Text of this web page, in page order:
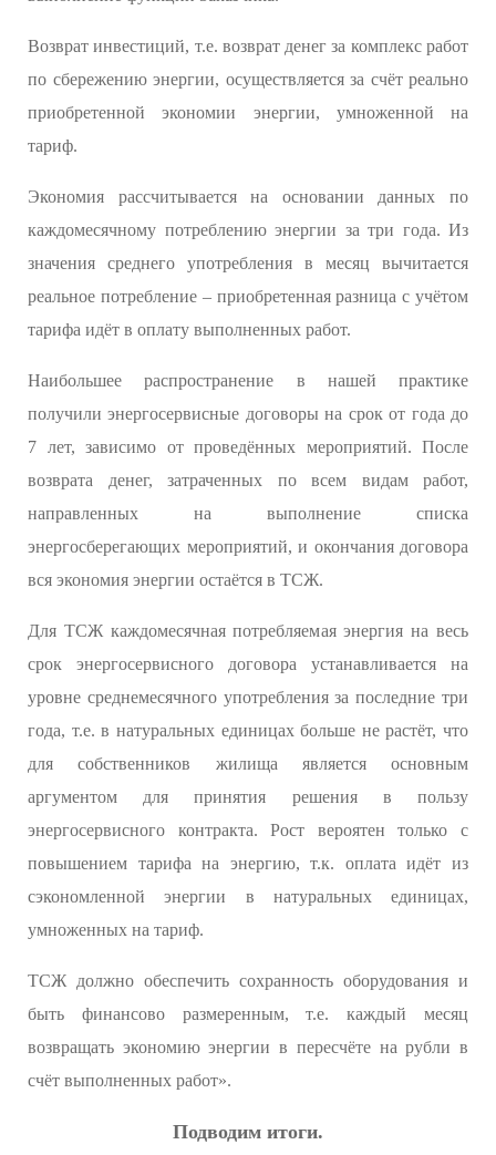
Возврат инвестиций, т.е. возврат денег за комплекс работ
по сбережению энергии, осуществляется за счёт реально
приобретенной экономии энергии, умноженной на
тариф.
Экономия рассчитывается на основании данных по
каждомесячному потреблению энергии за три года. Из
значения среднего употребления в месяц вычитается
реальное потребление – приобретенная разница с учётом
тарифа идёт в оплату выполненных работ.
Наибольшее распространение в нашей практике
получили энергосервисные договоры на срок от года до
7 лет, зависимо от проведённых мероприятий. После
возврата денег, затраченных по всем видам работ,
направленных на выполнение списка
энергосберегающих мероприятий, и окончания договора
вся экономия энергии остаётся в ТСЖ.
Для ТСЖ каждомесячная потребляемая энергия на весь
срок энергосервисного договора устанавливается на
уровне среднемесячного употребления за последние три
года, т.е. в натуральных единицах больше не растёт, что
для собственников жилища является основным
аргументом для принятия решения в пользу
энергосервисного контракта. Рост вероятен только с
повышением тарифа на энергию, т.к. оплата идёт из
сэкономленной энергии в натуральных единицах,
умноженных на тариф.
ТСЖ должно обеспечить сохранность оборудования и
быть финансово размеренным, т.е. каждый месяц
возвращать экономию энергии в пересчёте на рубли в
счёт выполненных работ».
Подводим итоги.